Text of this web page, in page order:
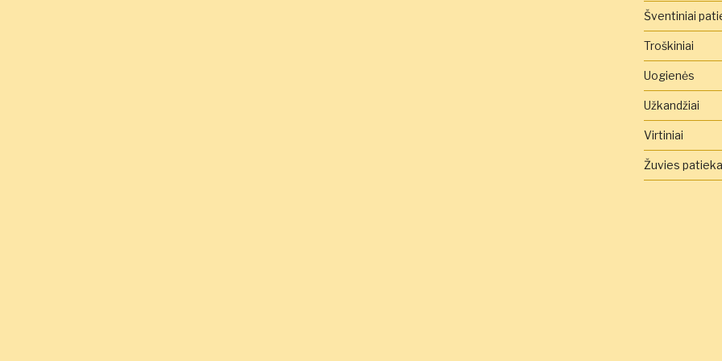
Šventiniai
Troškiniai
Uogienės
Užkandžiai
Virtiniai
Žuvies